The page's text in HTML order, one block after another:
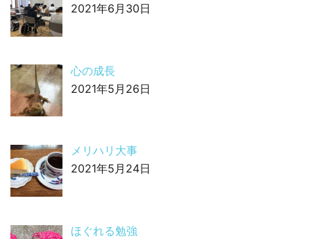
2021年6月30日
心の成長
2021年5月26日
メリハリ大事
2021年5月24日
ほぐれる勉強